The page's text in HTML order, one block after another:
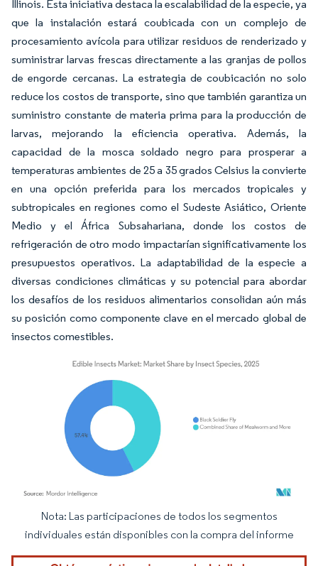
Illinois. Esta iniciativa destaca la escalabilidad de la especie, ya
que la instalación estará coubicada con un complejo de
procesamiento avícola para utilizar residuos de renderizado y
suministrar larvas frescas directamente a las granjas de pollos
de engorde cercanas. La estrategia de coubicación no solo
reduce los costos de transporte, sino que también garantiza un
suministro constante de materia prima para la producción de
larvas, mejorando la eficiencia operativa. Además, la
capacidad de la mosca soldado negro para prosperar a
temperaturas ambientes de 25 a 35 grados Celsius la convierte
en una opción preferida para los mercados tropicales y
subtropicales en regiones como el Sudeste Asiático, Oriente
Medio y el África Subsahariana, donde los costos de
refrigeración de otro modo impactarían significativamente los
presupuestos operativos. La adaptabilidad de la especie a
diversas condiciones climáticas y su potencial para abordar
los desafíos de los residuos alimentarios consolidan aún más
su posición como componente clave en el mercado global de
insectos comestibles.
Imagen © Mordor Intelligence. El uso requiere atribución según CC BY 4.0.
Nota: Las participaciones de todos los segmentos
individuales están disponibles con la compra del informe